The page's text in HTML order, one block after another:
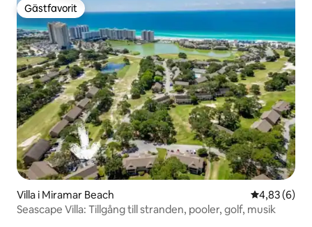
Gästfavorit
Gästfavorit
Villa i Miramar Beach 4,83 av 5 i
4,83 (6)
Seascape Villa: Tillgång till stranden, pooler, golf, musik